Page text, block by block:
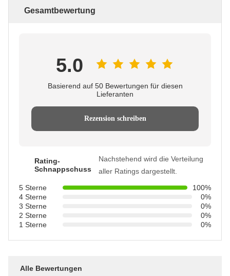
Gesamtbewertung
5.0
Basierend auf 50 Bewertungen für diesen
Lieferanten
Rezension schreiben
Rating-
Schnappschuss
Nachstehend wird die Verteilung
aller Ratings dargestellt.
5 Sterne
100%
4 Sterne
0%
3 Sterne
0%
2 Sterne
0%
1 Sterne
0%
Alle Bewertungen